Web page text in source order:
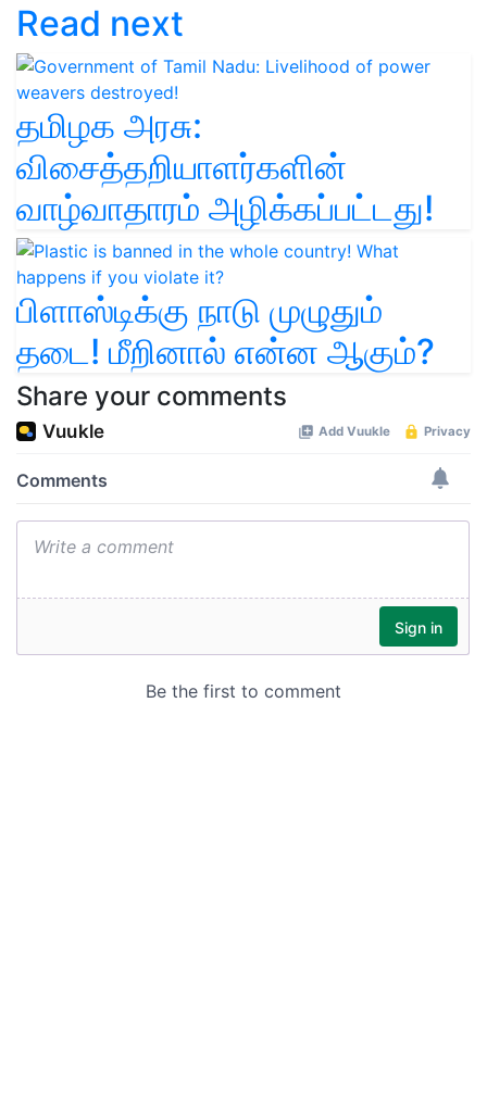
Read next
தமிழக அரசு:
விசைத்தறியாளர்களின்
வாழ்வாதாரம் அழிக்கப்பட்டது!
பிளாஸ்டிக்கு நாடு முழுதும்
தடை! மீறினால் என்ன ஆகும்?
Share your comments